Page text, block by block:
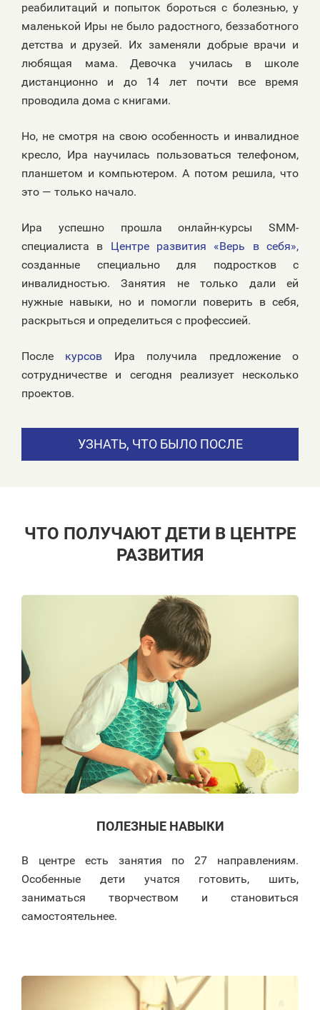
реабилитаций и попыток бороться с болезнью, у
маленькой Иры не было радостного, беззаботного
детства и друзей. Их заменяли добрые врачи и
любящая мама. Девочка училась в школе
дистанционно и до 14 лет почти все время
проводила дома с книгами.
Но, не смотря на свою особенность и инвалидное
кресло, Ира научилась пользоваться телефоном,
планшетом и компьютером. А потом решила, что
это — только начало.
Ира успешно прошла онлайн-курсы SMM-
специалиста в Центре развития «Верь в себя»,
созданные специально для подростков с
инвалидностью. Занятия не только дали ей
нужные навыки, но и помогли поверить в себя,
раскрыться и определиться с профессией.
После курсов Ира получила предложение о
сотрудничестве и сегодня реализует несколько
проектов.
УЗНАТЬ, ЧТО БЫЛО ПОСЛЕ
ЧТО ПОЛУЧАЮТ ДЕТИ В ЦЕНТРЕ
РАЗВИТИЯ
ПОЛЕЗНЫЕ НАВЫКИ
В центре есть занятия по 27 направлениям.
Особенные дети учатся готовить, шить,
заниматься творчеством и становиться
самостоятельнее.